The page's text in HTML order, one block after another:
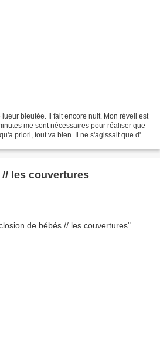
bleutée. Il fait encore nuit. Mon réveil est
me sont nécessaires pour réaliser que
priori, tout va bien. Il ne s'agissait que d'un
les couvertures